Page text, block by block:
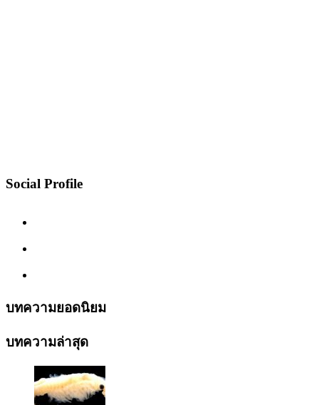
Social Profile
บทความยอดนิยม
บทความล่าสุด